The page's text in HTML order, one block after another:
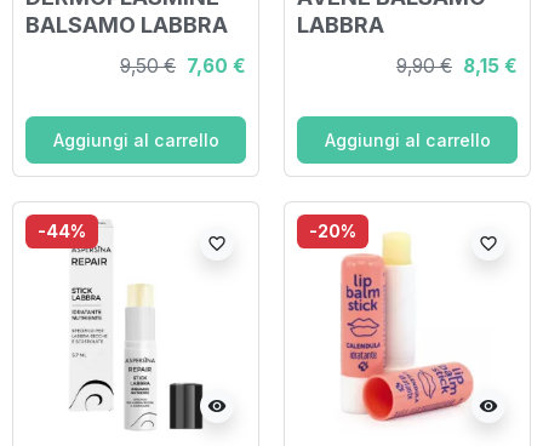
BALSAMO LABBRA
RIPARATORE E
NUTRIENTE 10 G
9,50 € 7,60 €
Aggiungi al carrello
LABBRA
9,90 € 8,15 €
Aggiungi al carrello
-44%
visibility
favorite_border
-20%
visibility
favorite_border